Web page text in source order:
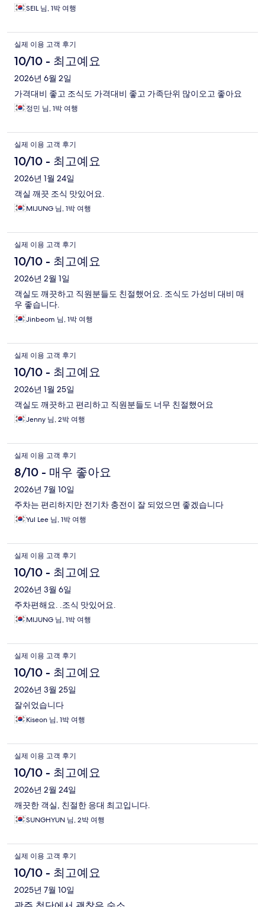
SEIL 님, 1박 여행
실제 이용 고객 후기
10/10 - 최고예요
2026년 6월 2일
가격대비 좋고 조식도 가격대비 좋고 가족단위 많이오고 좋아요
정민 님, 1박 여행
실제 이용 고객 후기
10/10 - 최고예요
2026년 1월 24일
객실 깨끗 조식 맛있어요.
MIJUNG 님, 1박 여행
실제 이용 고객 후기
10/10 - 최고예요
2026년 2월 1일
객실도 깨끗하고 직원분들도 친절했어요. 조식도 가성비 대비 매
우 좋습니다.
Jinbeom 님, 1박 여행
실제 이용 고객 후기
10/10 - 최고예요
2026년 1월 25일
객실도 깨끗하고 편리하고 직원분들도 너무 친절했어요
Jenny 님, 2박 여행
실제 이용 고객 후기
8/10 - 매우 좋아요
2026년 7월 10일
주차는 편리하지만 전기차 충전이 잘 되었으면 좋겠습니다
Yul Lee 님, 1박 여행
실제 이용 고객 후기
10/10 - 최고예요
2026년 3월 6일
주차편해요. .조식 맛있어요.
MIJUNG 님, 1박 여행
실제 이용 고객 후기
10/10 - 최고예요
2026년 3월 25일
잘쉬었습니다
Kiseon 님, 1박 여행
실제 이용 고객 후기
10/10 - 최고예요
2026년 2월 24일
깨끗한 객실, 친절한 응대 최고입니다.
SUNGHYUN 님, 2박 여행
실제 이용 고객 후기
10/10 - 최고예요
2025년 7월 10일